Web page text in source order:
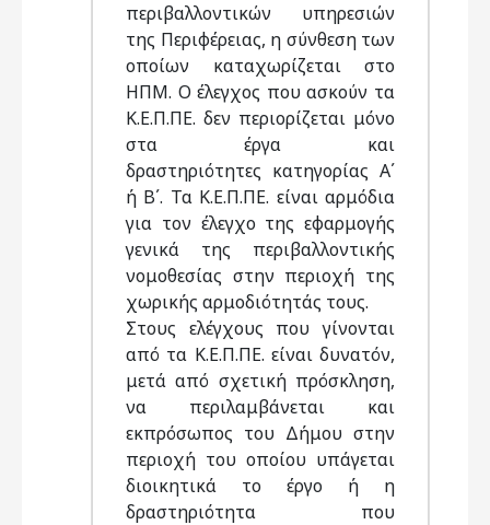
περιβαλλοντικών υπηρεσιών
της Περιφέρειας, η σύνθεση των
οποίων καταχωρίζεται στο
ΗΠΜ. Ο έλεγχος που ασκούν τα
Κ.Ε.Π.ΠΕ. δεν περιορίζεται μόνο
στα έργα και
δραστηριότητες κατηγορίας Α΄
ή Β΄. Τα Κ.Ε.Π.ΠΕ. είναι αρμόδια
για τον έλεγχο της εφαρμογής
γενικά της περιβαλλοντικής
νομοθεσίας στην περιοχή της
χωρικής αρμοδιότητάς τους.
Στους ελέγχους που γίνονται
από τα Κ.Ε.Π.ΠΕ. είναι δυνατόν,
μετά από σχετική πρόσκληση,
να περιλαμβάνεται και
εκπρόσωπος του Δήμου στην
περιοχή του οποίου υπάγεται
διοικητικά το έργο ή η
δραστηριότητα που